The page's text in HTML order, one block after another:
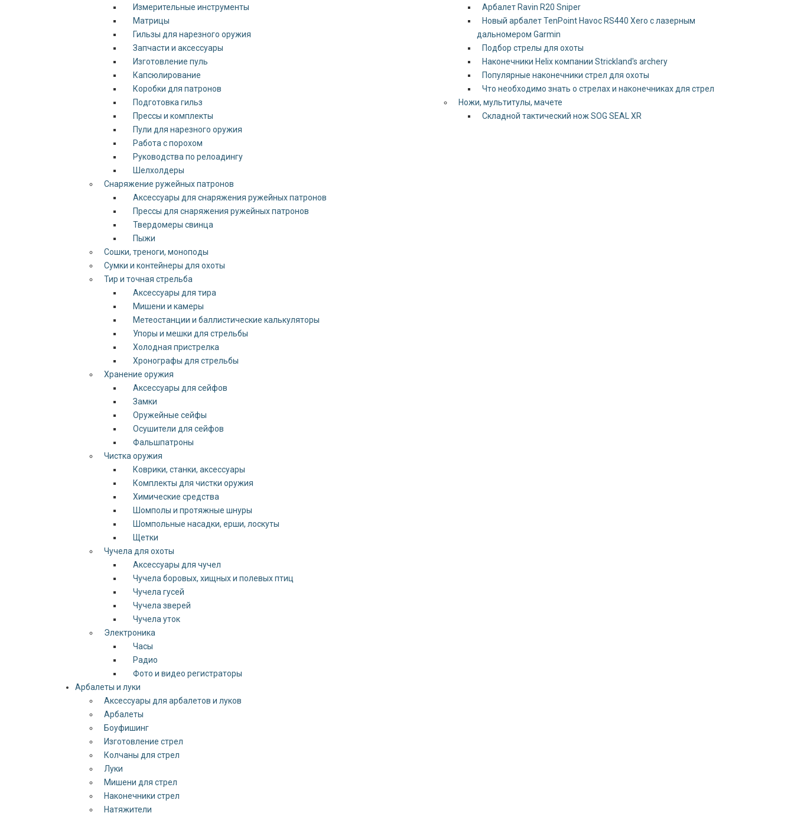
Измерительные инструменты
Матрицы
Гильзы для нарезного оружия
Запчасти и аксессуары
Изготовление пуль
Капсюлирование
Коробки для патронов
Подготовка гильз
Прессы и комплекты
Пули для нарезного оружия
Работа с порохом
Руководства по релоадингу
Шелхолдеры
Снаряжение ружейных патронов
Аксессуары для снаряжения ружейных патронов
Прессы для снаряжения ружейных патронов
Твердомеры свинца
Пыжи
Сошки, треноги, моноподы
Сумки и контейнеры для охоты
Тир и точная стрельба
Аксессуары для тира
Мишени и камеры
Метеостанции и баллистические калькуляторы
Упоры и мешки для стрельбы
Холодная пристрелка
Хронографы для стрельбы
Хранение оружия
Аксессуары для сейфов
Замки
Оружейные сейфы
Осушители для сейфов
Фальшпатроны
Чистка оружия
Коврики, станки, аксессуары
Комплекты для чистки оружия
Химические средства
Шомполы и протяжные шнуры
Шомпольные насадки, ерши, лоскуты
Щетки
Чучела для охоты
Аксессуары для чучел
Чучела боровых, хищных и полевых птиц
Чучела гусей
Чучела зверей
Чучела уток
Электроника
Часы
Радио
Фото и видео регистраторы
Арбалеты и луки
Аксессуары для арбалетов и луков
Арбалеты
Боуфишинг
Изготовление стрел
Колчаны для стрел
Луки
Мишени для стрел
Наконечники стрел
Натяжители
Арбалет Ravin R20 Sniper
Новый арбалет TenPoint Havoc RS440 Xero с лазерным
дальномером Garmin
Подбор стрелы для охоты
Наконечники Helix компании Strickland's archery
Популярные наконечники стрел для охоты
Что необходимо знать о стрелах и наконечниках для стрел
Ножи, мультитулы, мачете
Складной тактический нож SOG SEAL XR